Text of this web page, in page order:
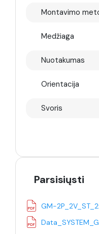
Montavimo
Medžiaga
Nuotakumas
Orientacija
Svoris
Parsisiųsti